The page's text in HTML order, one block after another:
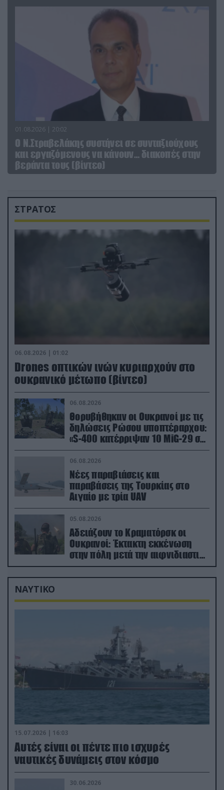
01.08.2026 | 20:02
Ο Ν.Στραβελάκης συστήνει σε συνταξιούχους
και εργαζόμενους να κάνουν… διακοπές στην
βεράντα τους (βίντεο)
ΣΤΡΑΤΟΣ
06.08.2026 | 01:02
Drones οπτικών ινών κυριαρχούν στο
ουκρανικό μέτωπο (βίντεο)
06.08.2026
Θορυβήθηκαν οι Ουκρανοί με τις
δηλώσεις Ρώσου υποπτέραρχου:
«S-400 κατέρριψαν 10 MiG-29 σε
μόλις μια μέρα!»
06.08.2026
Νέες παραβιάσεις και
παραβάσεις της Τουρκίας στο
Αιγαίο με τρία UAV
05.08.2026
Αδειάζουν το Κραματόρσκ οι
Ουκρανοί: Έκτακτη εκκένωση
στην πόλη μετά την αιφνιδιαστική
προώθηση των Ρώσων (βίντεο)
ΝΑΥΤΙΚΟ
15.07.2026 | 16:03
Aυτές είναι οι πέντε πιο ισχυρές
ναυτικές δυνάμεις στον κόσμο
30.06.2026